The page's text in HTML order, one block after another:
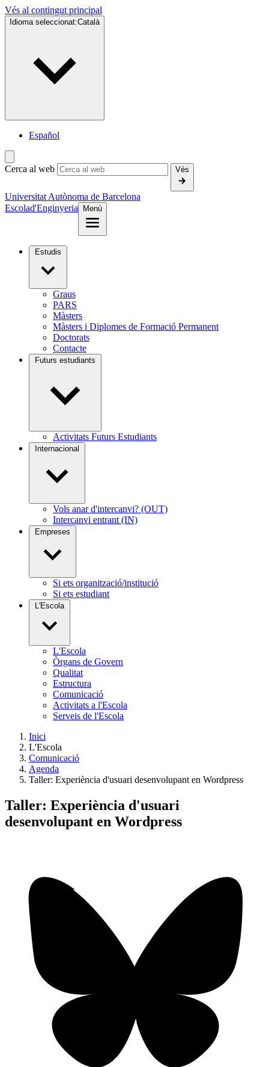
Vés al contingut principal
Idioma seleccionat:Català
Español
Cerca al web Vés
Universitat Autònoma de Barcelona
Escolad'Enginyeria Menú
Estudis
Graus
PARS
Màsters
Màsters i Diplomes de Formació Permanent
Doctorats
Contacte
Futurs estudiants
Activitats Futurs Estudiants
Internacional
Vols anar d'intercanvi? (OUT)
Intercanvi entrant (IN)
Empreses
Si ets organització/institució
Si ets estudiant
L'Escola
L'Escola
Òrgans de Govern
Qualitat
Estructura
Comunicació
Activitats a l'Escola
Serveis de l'Escola
Inici
L'Escola
Comunicació
Agenda
Taller: Experiència d'usuari desenvolupant en Wordpress
Taller: Experiència d'usuari
desenvolupant en Wordpress